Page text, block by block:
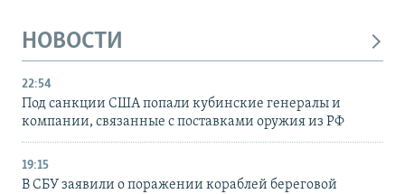
НОВОСТИ
22:54
Под санкции США попали кубинские генералы и
компании, связанные с поставками оружия из РФ
19:15
В СБУ заявили о поражении кораблей береговой